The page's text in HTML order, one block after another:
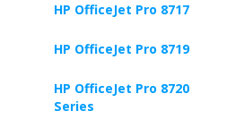
HP OfficeJet Pro 8717
HP OfficeJet Pro 8719
HP OfficeJet Pro 8720
Series